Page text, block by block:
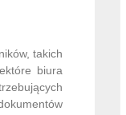
takich
biura